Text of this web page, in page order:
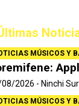
MÚSICOS Y
2026 Ninchi
MÚSICOS Y